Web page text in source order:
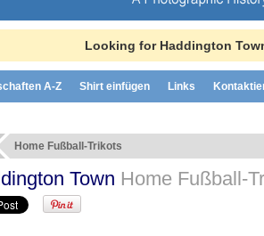
Looking for Haddington
A-Z Shirt einfügen Links
Home Fußball-Trikots
Town Home Fußball-